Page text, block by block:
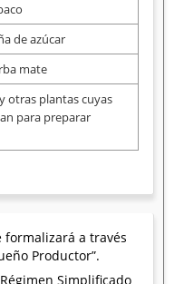
de azúcar
mate
otras plantas cuyas
para preparar
formalizará a través
Productor”.
Simplificado